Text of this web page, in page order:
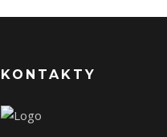
KONTAKTY